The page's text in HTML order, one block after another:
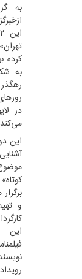
به
کرده
به
در
این
و
این